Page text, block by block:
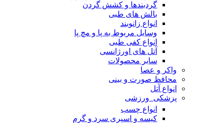
گردبندها و کشش گردن
بالش های طبی
انواع زانوبند
وسایل مربوط به پا و مچ پا
انواع کفی طبی
آتل های اورژانسی
سایر محصولات
واکر و عصا
محافظ صورت و بینی
انواع آتل
پزشکی_ورزشی
انواع چسب
کیسه و اسپری سرد و گرم